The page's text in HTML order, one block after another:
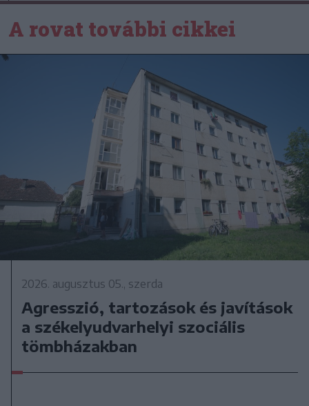
A rovat további cikkei
2026. augusztus 05., szerda
Agresszió, tartozások és javítások
a székelyudvarhelyi szociális
tömbházakban